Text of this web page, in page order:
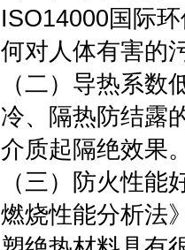
ISO14000国际
何对人体有害的
（二）导热系
冷、隔热防结露
介质起隔绝效果
（三）防火性
燃烧性能分析法